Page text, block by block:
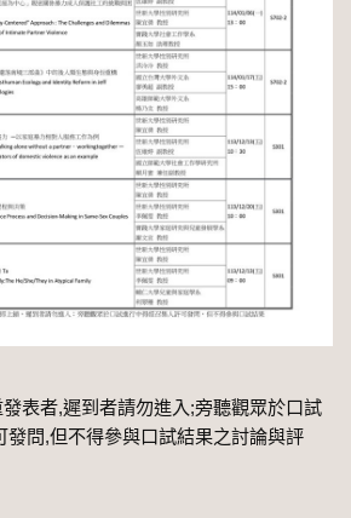
表者,遲到者請勿進入;旁聽觀眾於口試
發問,但不得參與口試結果之討論與評